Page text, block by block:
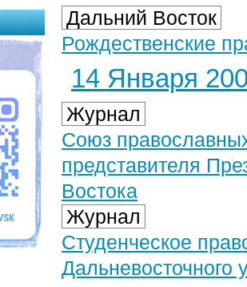
Дальний Восток
Рождественские
14 Января
Журнал
Союз
представителя
Востока
Журнал
Студенческое
Дальневосточного